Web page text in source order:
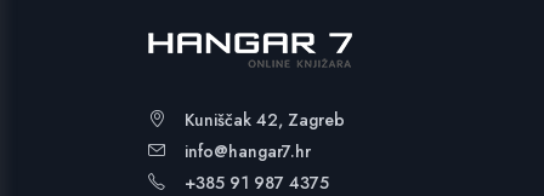
Kuniščak 42, Zagreb
info@hangar7.hr
+385 91 987 4375